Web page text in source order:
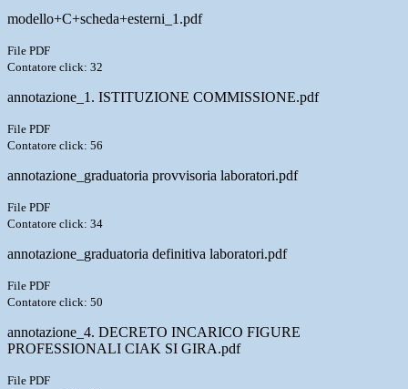
modello+C+scheda+esterni_1.pdf
File PDF
Contatore click: 32
annotazione_1. ISTITUZIONE COMMISSIONE.pdf
File PDF
Contatore click: 56
annotazione_graduatoria provvisoria laboratori.pdf
File PDF
Contatore click: 34
annotazione_graduatoria definitiva laboratori.pdf
File PDF
Contatore click: 50
annotazione_4. DECRETO INCARICO FIGURE
PROFESSIONALI CIAK SI GIRA.pdf
File PDF